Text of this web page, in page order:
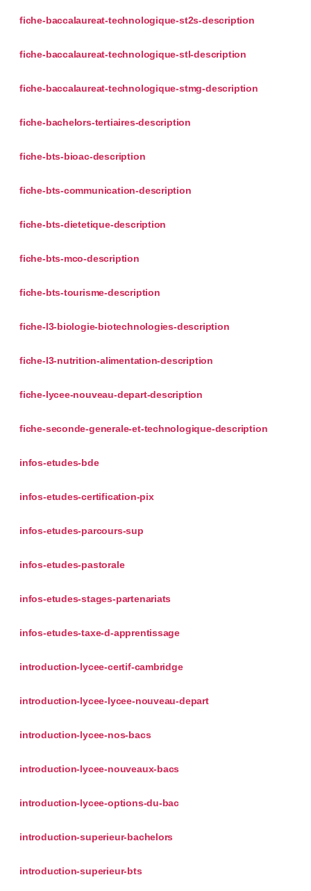
fiche-baccalaureat-technologique-st2s-description
fiche-baccalaureat-technologique-stl-description
fiche-baccalaureat-technologique-stmg-description
fiche-bachelors-tertiaires-description
fiche-bts-bioac-description
fiche-bts-communication-description
fiche-bts-dietetique-description
fiche-bts-mco-description
fiche-bts-tourisme-description
fiche-l3-biologie-biotechnologies-description
fiche-l3-nutrition-alimentation-description
fiche-lycee-nouveau-depart-description
fiche-seconde-generale-et-technologique-description
infos-etudes-bde
infos-etudes-certification-pix
infos-etudes-parcours-sup
infos-etudes-pastorale
infos-etudes-stages-partenariats
infos-etudes-taxe-d-apprentissage
introduction-lycee-certif-cambridge
introduction-lycee-lycee-nouveau-depart
introduction-lycee-nos-bacs
introduction-lycee-nouveaux-bacs
introduction-lycee-options-du-bac
introduction-superieur-bachelors
introduction-superieur-bts